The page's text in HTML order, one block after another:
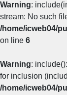
Warning:
stream: No such
/home/icweb04/
on line 6
Warning:
for inclusion
/home/icweb04/